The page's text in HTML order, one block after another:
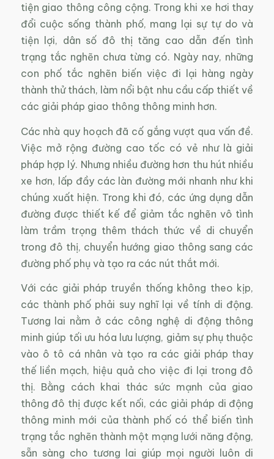
tiện giao thông công cộng. Trong khi xe hơi thay
đổi cuộc sống thành phố, mang lại sự tự do và
tiện lợi, dân số đô thị tăng cao dẫn đến tình
trạng tắc nghẽn chưa từng có. Ngày nay, những
con phố tắc nghẽn biến việc đi lại hàng ngày
thành thử thách, làm nổi bật nhu cầu cấp thiết về
các giải pháp giao thông thông minh hơn.
Các nhà quy hoạch đã cố gắng vượt qua vấn đề.
Việc mở rộng đường cao tốc có vẻ như là giải
pháp hợp lý. Nhưng nhiều đường hơn thu hút nhiều
xe hơn, lấp đầy các làn đường mới nhanh như khi
chúng xuất hiện. Trong khi đó, các ứng dụng dẫn
đường được thiết kế để giảm tắc nghẽn vô tình
làm trầm trọng thêm thách thức về di chuyển
trong đô thị, chuyển hướng giao thông sang các
đường phố phụ và tạo ra các nút thắt mới.
Với các giải pháp truyền thống không theo kịp,
các thành phố phải suy nghĩ lại về tính di động.
Tương lai nằm ở các công nghệ di động thông
minh giúp tối ưu hóa lưu lượng, giảm sự phụ thuộc
vào ô tô cá nhân và tạo ra các giải pháp thay
thế liền mạch, hiệu quả cho việc đi lại trong đô
thị. Bằng cách khai thác sức mạnh của giao
thông đô thị được kết nối, các giải pháp di động
thông minh mới của thành phố có thể biến tình
trạng tắc nghẽn thành một mạng lưới năng động,
sẵn sàng cho tương lai giúp mọi người luôn di